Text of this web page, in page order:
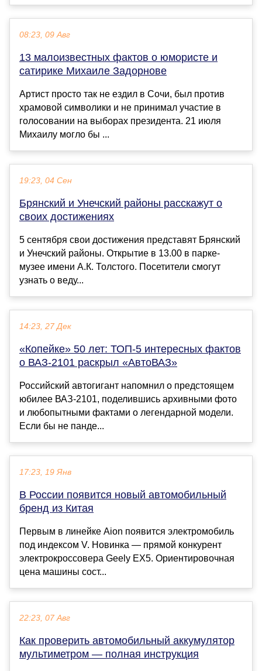
08:23, 09 Авг
13 малоизвестных фактов о юмористе и
сатирике Михаиле Задорнове
Артист просто так не ездил в Сочи, был против
храмовой символики и не принимал участие в
голосовании на выборах президента. 21 июля
Михаилу могло бы ...
19:23, 04 Сен
Брянский и Унечский районы расскажут о
своих достижениях
5 сентября свои достижения представят Брянский
и Унечский районы. Открытие в 13.00 в парке-
музее имени А.К. Толстого. Посетители смогут
узнать о веду...
14:23, 27 Дек
«Копейке» 50 лет: ТОП-5 интересных фактов
о ВАЗ-2101 раскрыл «АвтоВАЗ»
Российский автогигант напомнил о предстоящем
юбилее ВАЗ-2101, поделившись архивными фото
и любопытными фактами о легендарной модели.
Если бы не панде...
17:23, 19 Янв
В России появится новый автомобильный
бренд из Китая
Первым в линейке Aion появится электромобиль
под индексом V. Новинка — прямой конкурент
электрокроссовера Geely EX5. Ориентировочная
цена машины сост...
22:23, 07 Авг
Как проверить автомобильный аккумулятор
мультиметром — полная инструкция